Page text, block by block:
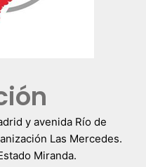
y avenida Río de
Las Mercedes.
Miranda.